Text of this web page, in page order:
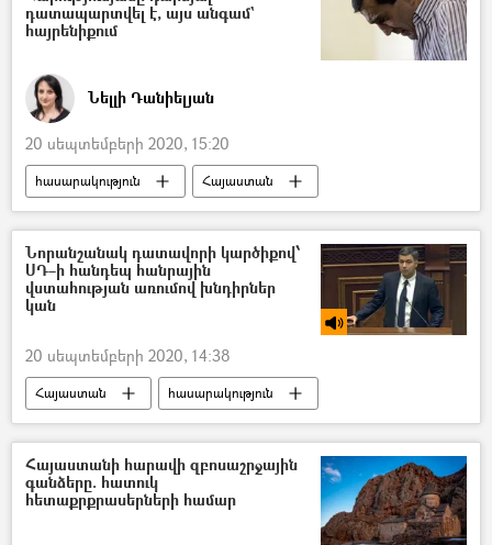
դատապարտվել է, այս անգամ`
հայրենիքում
Նելլի Դանիելյան
20 սեպտեմբերի 2020, 15:20
հասարակություն
Հայաստան
Հրաչյա Հարությունյան
Քրեական գործ
վարորդ
Նորանշանակ դատավորի կարծիքով՝
ՍԴ–ի հանդեպ հանրային
վստահության առումով խնդիրներ
կան
20 սեպտեմբերի 2020, 14:38
Հայաստան
հասարակություն
Սահմանադրական դատարան
Դատավոր
Ճգնաժամ
ՌԱԴԻՈ
Հայաստանի հարավի զբոսաշրջային
գանձերը. հատուկ
հետաքրքրասերների համար